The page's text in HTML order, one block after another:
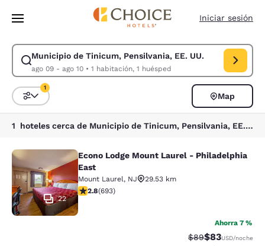
Saltar A Contenido Principal
Iniciar sesión
Municipio de Tinicum, Pensilvania, EE. UU.
ago 09 - ago 10• 1 habitación, 1 huésped
Modificar búsqueda para Municipio de Tinicum, Pensilvania, EE. UU..
Ordenar y filtrar
1
Map
1 hoteles cerca de Municipio de Tinicum, Pensilvania, EE. UU. coinciden con tus filtros
Econo Lodge Mount Laurel -
22
Econo Lodge Mount Laurel - Philadelphia
East
Mount Laurel, NJ
29.53 km
Calificación de 2.83 estrellas. Razonable. 693 reseñas
2.8(693)
Ahorra 7 %
Tarifa tachada:
$89Tarifa
$83USD/noche